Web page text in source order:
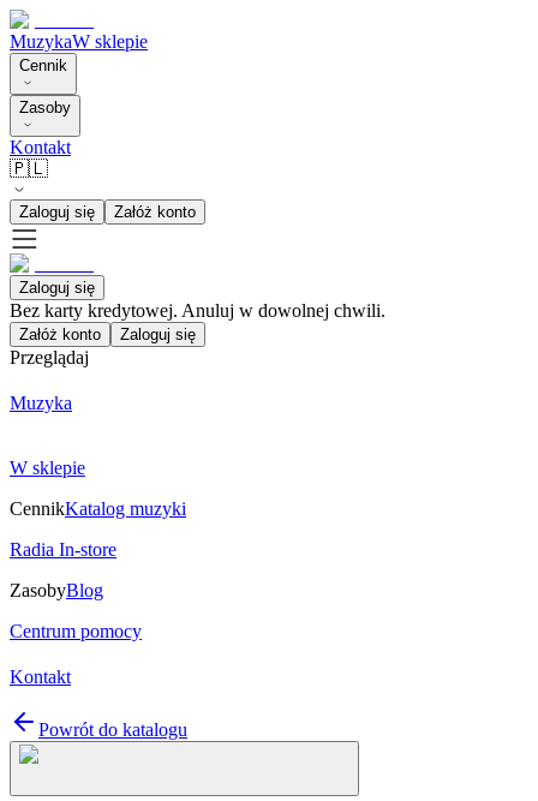
MuzykaW sklepie
Cennik
Zasoby
Kontakt
🇵🇱
Zaloguj się Załóż konto
Zaloguj się
Bez karty kredytowej. Anuluj w dowolnej chwili.
Załóż konto Zaloguj się
Przeglądaj
Muzyka
W sklepie
CennikKatalog muzyki
Radia In-store
ZasobyBlog
Centrum pomocy
Kontakt
Powrót do katalogu